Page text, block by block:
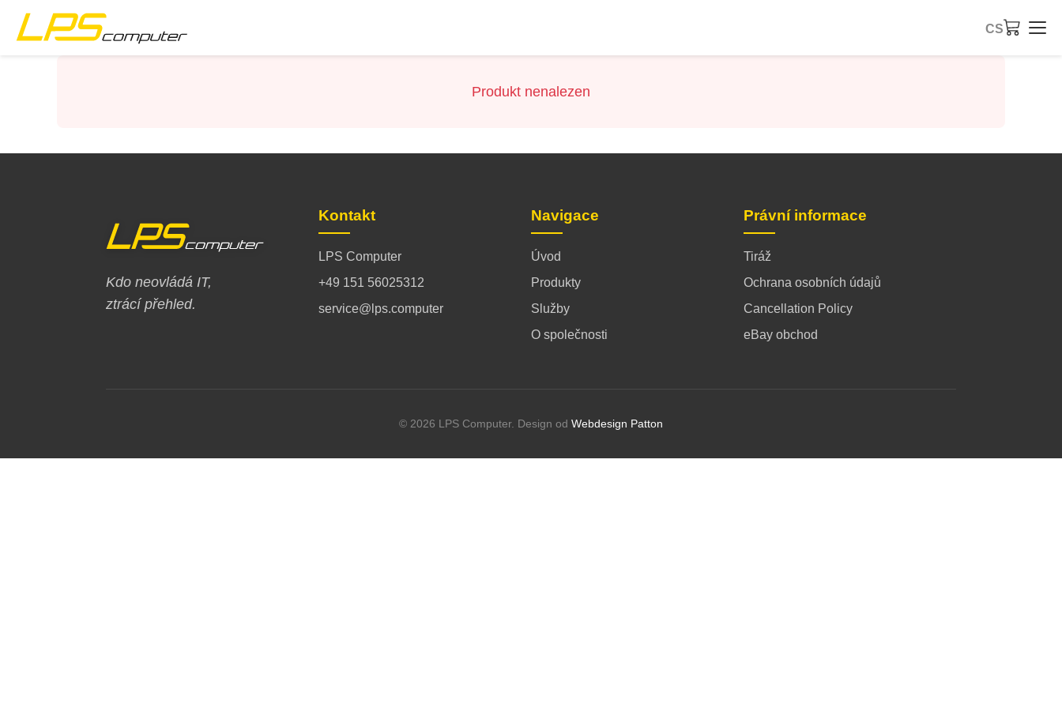
CS
Produkt nenalezen
Kdo neovládá IT,
ztrácí přehled.
Kontakt
LPS Computer
+49 151 56025312
service@lps.computer
Navigace
Úvod
Produkty
Služby
O společnosti
Právní informace
Tiráž
Ochrana osobních údajů
Cancellation Policy
eBay obchod
© 2026 LPS Computer. Design od Webdesign Patton